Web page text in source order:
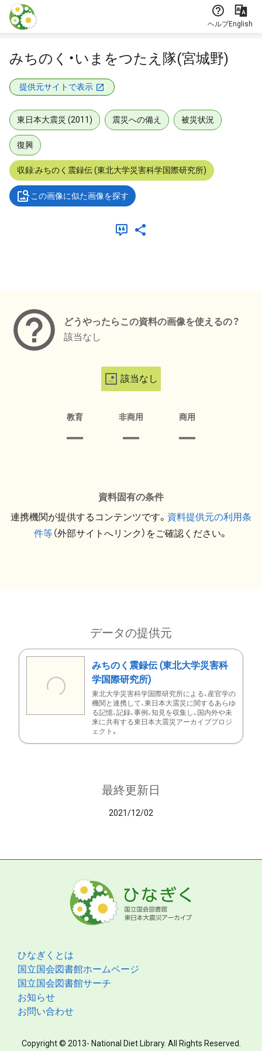
本文に飛ぶ
ヘルプEnglish
みちのく・いまをつたえ隊(宮城野)
提供元サイトで表示
東日本大震災 (2011) 震災への備え 被災状況
復興
収録:みちのく震録伝 (東北大学災害科学国際研究所)
この画像に似た画像を探す
どうやったらこの資料の画像を使えるの？
該当なし
該当なし
教育 非商用 商用
資料固有の条件
連携機関が提供するコンテンツです。 資料提供元の利用条
件等（外部サイトへリンク）をご確認ください。
データの提供元
みちのく震録伝 (東北大学災害科
学国際研究所)
東北大学災害科学国際研究所による、産官学の
機関と連携して、東日本大震災に関するあらゆ
る記憶、記録、事例、知見を収集し、国内外や未
来に共有する東日本大震災アーカイブプロジ
ェクト。
最終更新日
2021/12/02
ひなぎくとは
国立国会図書館ホームページ
国立国会図書館サーチ
お知らせ
お問い合わせ
Copyright © 2013- National Diet Library. All Rights Reserved.